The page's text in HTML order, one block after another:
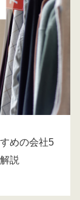
めの会社5
説